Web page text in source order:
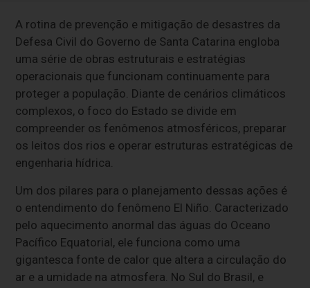
A rotina de prevenção e mitigação de desastres da
Defesa Civil do Governo de Santa Catarina engloba
uma série de obras estruturais e estratégias
operacionais que funcionam continuamente para
proteger a população. Diante de cenários climáticos
complexos, o foco do Estado se divide em
compreender os fenômenos atmosféricos, preparar
os leitos dos rios e operar estruturas estratégicas de
engenharia hídrica.
Um dos pilares para o planejamento dessas ações é
o entendimento do fenômeno El Niño. Caracterizado
pelo aquecimento anormal das águas do Oceano
Pacífico Equatorial, ele funciona como uma
gigantesca fonte de calor que altera a circulação do
ar e a umidade na atmosfera. No Sul do Brasil, e